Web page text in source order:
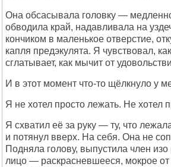
Она обсасывала головку —
обводила край, надавливала на
кончиком в маленькое отверстие,
капля предэкулята. Я чувствовал,
сглатывает, как мычит от
И в этот момент что-то щёлкнуло у
Я не хотел просто лежать. Не хотел
Я схватил её за руку — ту, что
и потянул вверх. На себя. Она не
Подняла голову, выпустила член
лицо — раскрасневшееся, мокрое